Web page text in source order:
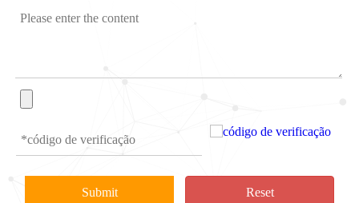
Submit Reset